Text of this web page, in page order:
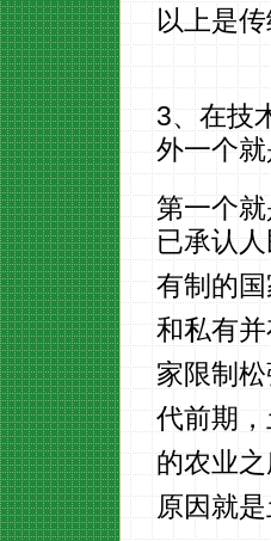
以上是
3、在技
外一个
第一个
已承认
有制的
和私有
家限制
代前期
的农业
原因就